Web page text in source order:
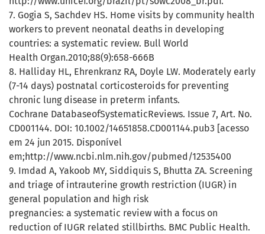
7. Gogia S, Sachdev HS. Home visits by community health
workers to prevent neonatal deaths in developing
countries: a systematic review. Bull World
Health Organ.2010;88(9):658-666B
8. Halliday HL, Ehrenkranz RA, Doyle LW. Moderately early
(7-14 days) postnatal corticosteroids for preventing
chronic lung disease in preterm infants.
Cochrane DatabaseofSystematicReviews. Issue 7, Art. No.
CD001144. DOI: 10.1002/14651858.CD001144.pub3 [acesso
em 24 jun 2015. Disponível
em;http://www.ncbi.nlm.nih.gov/pubmed/12535400
9. Imdad A, Yakoob MY, Siddiquis S, Bhutta ZA. Screening
and triage of intrauterine growth restriction (IUGR) in
general population and high risk
pregnancies: a systematic review with a focus on
reduction of IUGR related stillbirths. BMC Public Health.